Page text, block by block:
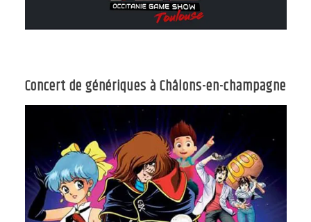
Concert de génériques à Châlons-en-champagne